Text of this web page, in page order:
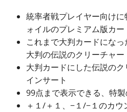
統率者戦プレイヤー向け
ォイルのプレミアム版カー
これまで大判カードにな
大判の伝説のクリーチャー
大判カードにした伝説の
インサート
99点まで表示できる、特
＋１/＋１、−１/−１のカ